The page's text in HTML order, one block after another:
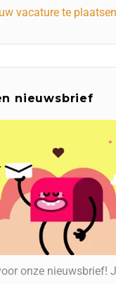
vacature te plaatsen
nieuwsbrief
onze nieuwsbrief!